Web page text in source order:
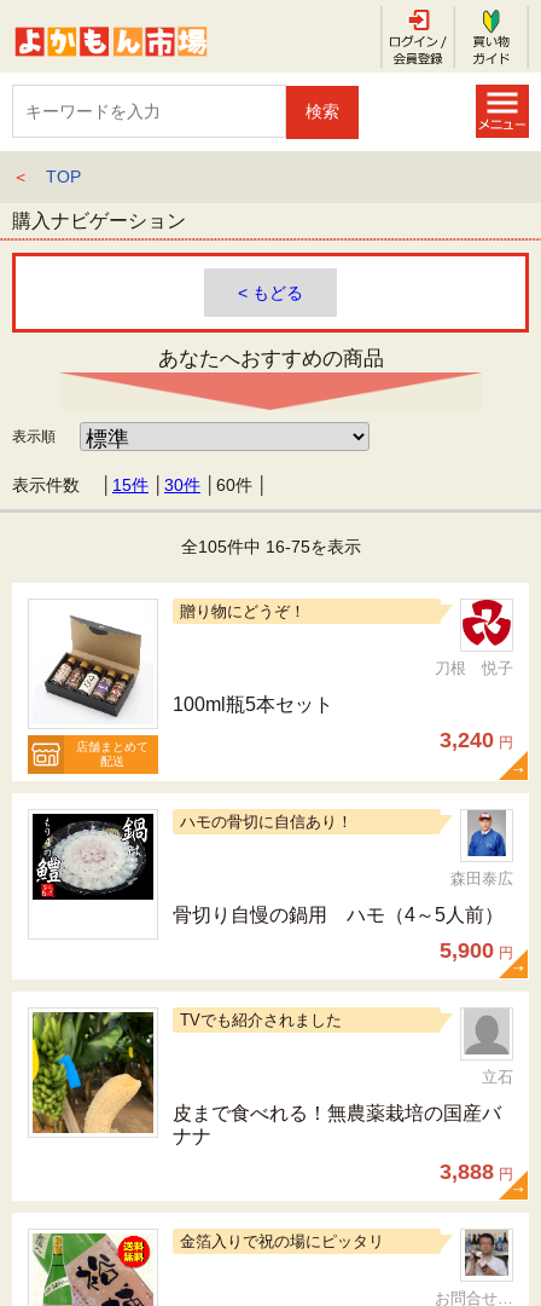
＜ TOP
購入ナビゲーション
< もどる
あなたへおすすめの商品
表示順
表示件数 │ 15件 30件 60件
全105件中 16-75を表示
店舗まとめて
配送
贈り物にどうぞ！
刀根 悦子
100ml瓶5本セット
3,240 円
ハモの骨切に自信あり！
森田泰広
骨切り自慢の鍋用 ハモ（4～5人前）
5,900 円
TVでも紹介されました
立石
皮まで食べれる！無農薬栽培の国産バ
ナナ
3,888 円
金箔入りで祝の場にピッタリ
お問合せ 092-321-1597